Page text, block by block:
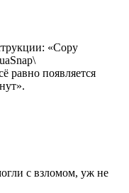
«Copy
равно появляется
с взломом, уж не